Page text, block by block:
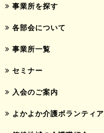
事業所を探す
各部会について
事業所一覧
セミナー
入会のご案内
よかよか介護ボランティア